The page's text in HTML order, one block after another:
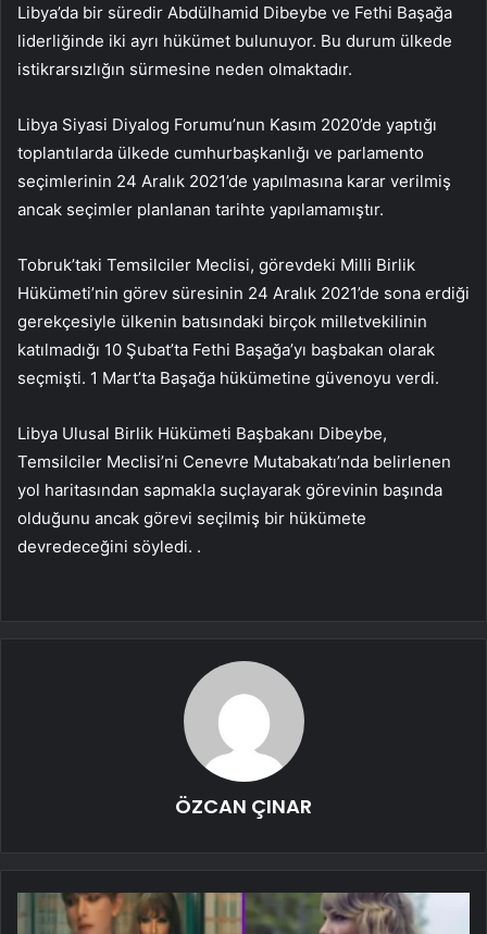
Libya’da bir süredir Abdülhamid Dibeybe ve Fethi Başağa
liderliğinde iki ayrı hükümet bulunuyor. Bu durum ülkede
istikrarsızlığın sürmesine neden olmaktadır.
Libya Siyasi Diyalog Forumu’nun Kasım 2020’de yaptığı
toplantılarda ülkede cumhurbaşkanlığı ve parlamento
seçimlerinin 24 Aralık 2021’de yapılmasına karar verilmiş
ancak seçimler planlanan tarihte yapılamamıştır.
Tobruk’taki Temsilciler Meclisi, görevdeki Milli Birlik
Hükümeti’nin görev süresinin 24 Aralık 2021’de sona erdiği
gerekçesiyle ülkenin batısındaki birçok milletvekilinin
katılmadığı 10 Şubat’ta Fethi Başağa’yı başbakan olarak
seçmişti. 1 Mart’ta Başağa hükümetine güvenoyu verdi.
Libya Ulusal Birlik Hükümeti Başbakanı Dibeybe,
Temsilciler Meclisi’ni Cenevre Mutabakatı’nda belirlenen
yol haritasından sapmakla suçlayarak görevinin başında
olduğunu ancak görevi seçilmiş bir hükümete
devredeceğini söyledi. .
ÖZCAN ÇINAR